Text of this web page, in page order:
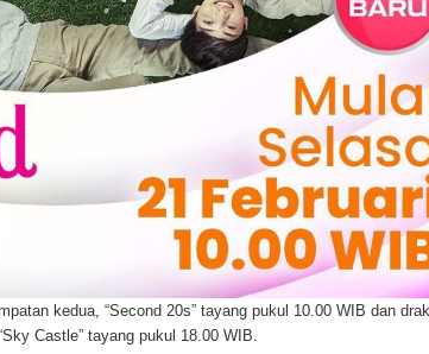
kedua, “Second 20s” tayang pukul 10.00 WIB dan
Castle” tayang pukul 18.00 WIB.